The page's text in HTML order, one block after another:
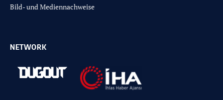
Bild- und Mediennachweise
NETWORK